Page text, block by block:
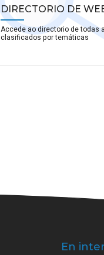
DIRECTORIO DE
Accede ao directorio de todas
clasificados por temáticas
En